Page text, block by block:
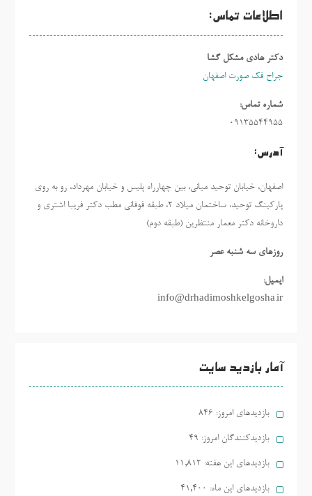
اطلاعات تماس:
دکتر هادی مشکل گشا
جراح فک صورت اصفهان
شماره تماس:
09135544955
آدرس:
اصفهان، خیابان توحید میانی، بین چهارراه پلیس و خیابان مهرداد، رو به روی
پارکینگ توحید، ساختمان میلاد ٢، طبقه فوقانی مطب دکتر فریبا اشتری و
داروخانه دکتر معمار منتظرین (طبقه دوم)
روزهاي سه شنبه عصر
ایمیل:
info@drhadimoshkelgosha.ir
آمار بازدید سایت
بازدیدهای امروز: 846
بازدیدکنندگان امروز: 49
بازدیدهای این هفته: 11,812
بازدیدهای این ماه: 41,400